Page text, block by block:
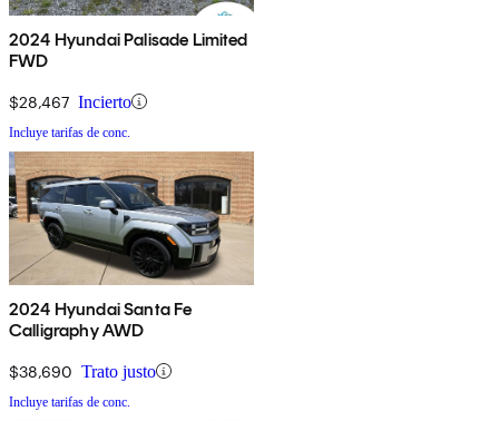
2024 Hyundai Palisade Limited
FWD
$28,467 Incierto
Incluye tarifas de conc.
2024 Hyundai Santa Fe
Calligraphy AWD
$38,690 Trato justo
Incluye tarifas de conc.